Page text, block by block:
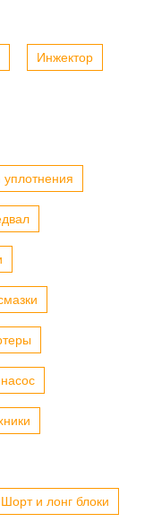
Инжектор
уплотнения
Шорт и лонг блоки